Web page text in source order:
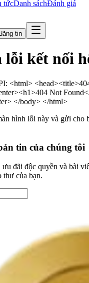
tứcDanh sáchĐánh giá
tin
lỗi kết nối
<html>
Not
</body> </html>
hình lỗi này và gửi cho
tin của chúng tôi
ưu đãi độc quyền và bài
thư của bạn.